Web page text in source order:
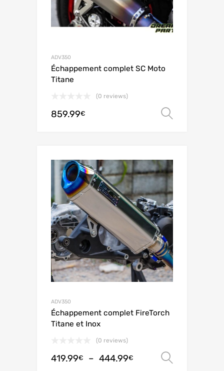
ADV350
Échappement complet SC Moto
Titane
(0 reviews)
859.99€
ADV350
Échappement complet FireTorch
Titane et Inox
(0 reviews)
419.99€ – 444.99€